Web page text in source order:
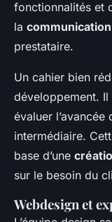
fonctionnalités et
la
prestataire.
Un cahier bien
développement. Il
évaluer
intermédiaire.
base d’une
sur le besoin du
Webdesign et